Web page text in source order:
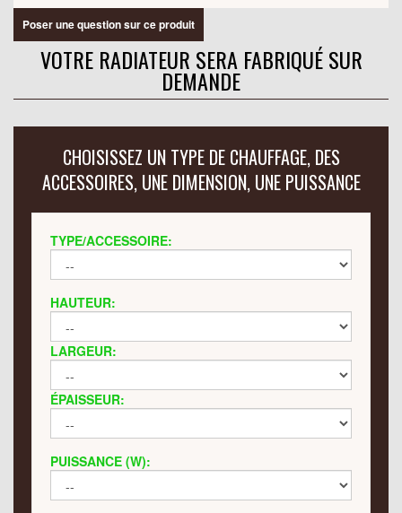
Poser une question sur ce produit
VOTRE RADIATEUR SERA FABRIQUÉ SUR
DEMANDE
CHOISISSEZ UN TYPE DE CHAUFFAGE, DES
ACCESSOIRES, UNE DIMENSION, UNE PUISSANCE
TYPE/ACCESSOIRE:
HAUTEUR:
LARGEUR:
ÉPAISSEUR:
PUISSANCE (W):